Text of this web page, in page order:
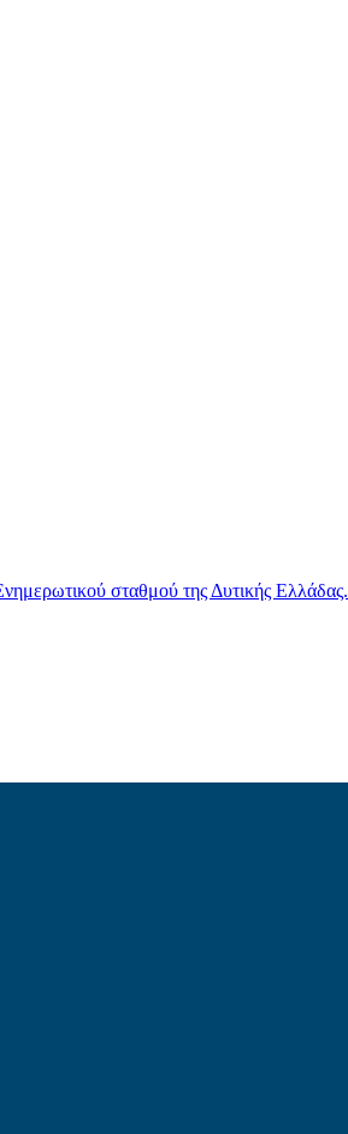
σταθμού της Δυτικής Ελλάδας.